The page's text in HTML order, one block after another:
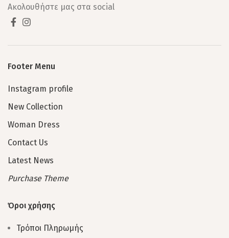
Ακολουθήστε μας στα social
Footer Menu
Instagram profile
New Collection
Woman Dress
Contact Us
Latest News
Purchase Theme
Όροι χρήσης
Τρόποι Πληρωμής